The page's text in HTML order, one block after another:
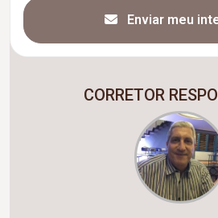
Enviar meu
CORRETOR